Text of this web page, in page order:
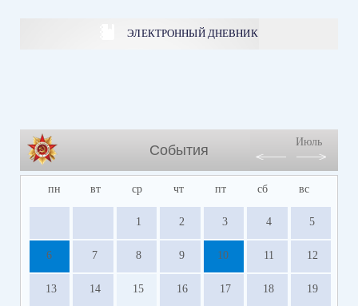
ЭЛЕКТРОННЫЙ ДНЕВНИК
События
Июль
пн вт ср чт пт сб вс
1 2 3 4 5
6 7 8 9 10 11 12
13 14 15 16 17 18 19